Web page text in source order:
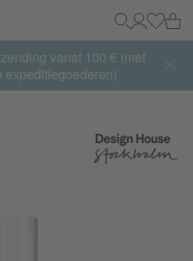
Zoeken
Mijn
korting >> nu bestellen
vanaf 100 € (met
expeditiegoederen)